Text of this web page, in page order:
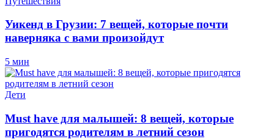
Уикенд в Грузии: 7 вещей, которые почти
наверняка с вами произойдут
5 мин
Дети
Must have для малышей: 8 вещей, которые
пригодятся родителям в летний сезон